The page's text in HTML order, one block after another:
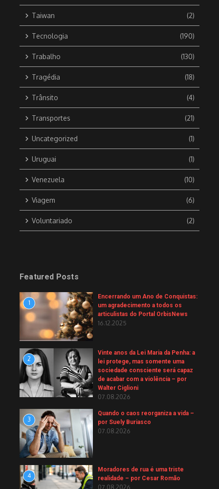
Taiwan (2)
Tecnologia (190)
Trabalho (130)
Tragédia (18)
Trânsito (4)
Transportes (21)
Uncategorized (1)
Uruguai (1)
Venezuela (10)
Viagem (6)
Voluntariado (2)
Featured Posts
1
Encerrando um Ano de Conquistas:
um agradecimento a todos os
articulistas do Portal OrbisNews
16.12.2025
2
Vinte anos da Lei Maria da Penha: a
lei protege, mas somente uma
sociedade consciente será capaz
de acabar com a violência – por
Walter Ciglioni
07.08.2026
3
Quando o caos reorganiza a vida –
por Suely Buriasco
07.08.2026
4
Moradores de rua é uma triste
realidade – por Cesar Romão
07.08.2026